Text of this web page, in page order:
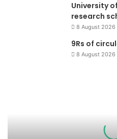
University
research
8 August 2026
9Rs of
8 August 2026